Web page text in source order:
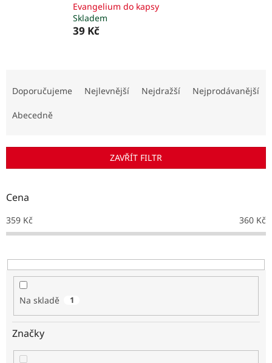
Evangelium do kapsy
Skladem
39 Kč
r
d
k
t
Doporučujeme Nejlevnější Nejdražší Nejprodávanější
Abecedně
ZAVŘÍT FILTR
Cena
359 Kč 360 Kč
Na skladě 1
Značky